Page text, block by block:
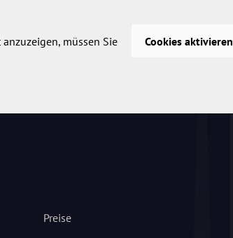
müssen Sie Cookies aktivieren
Preise